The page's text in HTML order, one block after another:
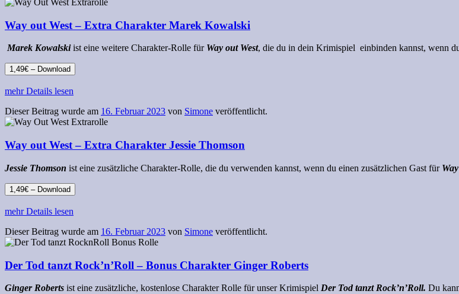
Way out West – Extra Charakter Marek Kowalski
Marek Kowalski ist eine weitere Charakter-Rolle für Way out West, die du in dein Krimispiel einbinden kannst, wenn
1,49€ – Download
mehr Details lesen
Dieser Beitrag wurde am 16. Februar 2023 von Simone veröffentlicht.
Way out West – Extra Charakter Jessie Thomson
Jessie Thomson ist eine zusätzliche Charakter-Rolle, die du verwenden kannst, wenn du einen zusätzlichen Gast für
1,49€ – Download
mehr Details lesen
Dieser Beitrag wurde am 16. Februar 2023 von Simone veröffentlicht.
Der Tod tanzt Rock’n’Roll – Bonus Charakter Ginger Roberts
Ginger Roberts ist eine zusätzliche, kostenlose Charakter Rolle für unser Krimispiel Der Tod tanzt Rock’n’Roll. Du